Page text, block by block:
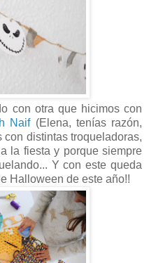
con otra que hicimos con
Naif (Elena, tenías razón,
con distintas troqueladoras,
la fiesta y porque siempre
Y con este queda
Halloween de este año!!